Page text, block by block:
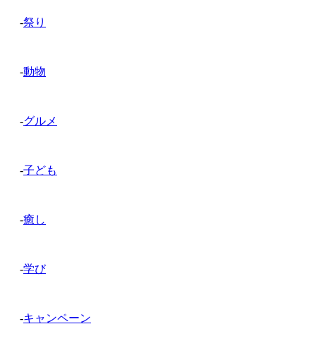
-祭り
-動物
-グルメ
-子ども
-癒し
-学び
-キャンペーン